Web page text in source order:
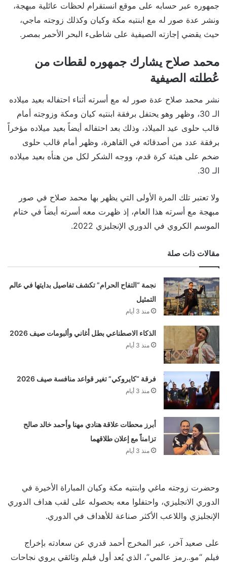
جمهوره عبر حسابه على موقع انستقرام لحظات عائلية مبهجة،
ونشر عدة صور له مع ابنتيه مكة وكيان وكذلك زوجته ماجي،
حيث يقضي إجازته الصيفية على شاطىء البحر الأحمر بمصر.
محمد صلاح يشارك جمهوره لقطات من
عُطلته الصيفية
نشر محمد صلاح عدة صور له مع أسرته أثناء احتفاله بعيد ميلاده
الـ 30، وظهر وهو يحتفل برفقة ابنتيه كيان ومكة وزوجته أمام
قالب حلوى عيد الميلاد، وذلك بعد احتفاله أيضاً بعيد ميلاده مؤخراً
برفقة عدد من أصدقائه في القاهرة، وظهر أمام قالب حلوى
ضخم على هيئة كرة قدم، ووجه الشكر لكل من هنأه بعيد ميلاده
الـ 30.
ولا تعتبر تلك المرة الأولى التي يظهر بها محمد صلاح في صور
مبهجة مع أسرته هذا العام، إذ ظهرت معه أسرته أيضاً في ختام
الموسم الكروي في الدوري الإنجليزي 2022.
مقالات ذات صلة
نجمة “التفاح الحرام” تكشف تفاصيل بدايتها في عالم
التمثيل
منذ 3 أيام
الذكاء الاصطناعي بطل أغاني وألبومات صيف 2026
منذ 3 أيام
فرقة “كايروكي” تغير قواعد منافسة صيف 2026
منذ 3 أيام
أبرز محطات علاقة هنادي مهنا وأحمد خالد صالح
تزامناً مع إعلان طلاقهما
منذ 3 أيام
وحضرت زوجته ماغي وابنتيه مكة وكيان المباراة الأخيرة في
الدوري الانجليزي، واحتفلوا معه بحصوله على لقب هداف الدوري
الإنجليزي واللاعب الأكثر صناعة للأهداف في الدوري.
على صعيد آخر، عبر المخرج أحمد قدري عن سعادته بإخراج
فيلم “مو..رمز عالمي”، الذي يُعد أول فيلم وثائقي يروي نجاحات